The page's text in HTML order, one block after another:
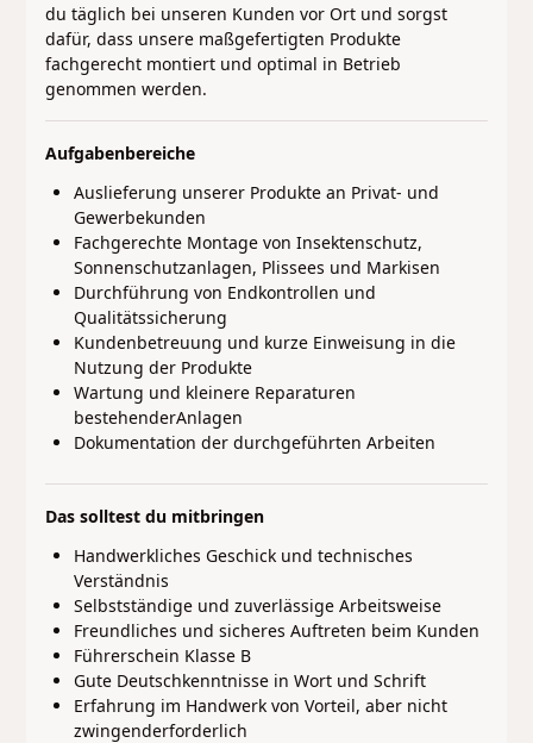
du täglich bei unseren Kunden vor Ort und sorgst
dafür, dass unsere maßgefertigten Produkte
fachgerecht montiert und optimal in Betrieb
genommen werden.
Aufgabenbereiche
Auslieferung unserer Produkte an Privat- und
Gewerbekunden
Fachgerechte Montage von Insektenschutz,
Sonnenschutzanlagen, Plissees und Markisen
Durchführung von Endkontrollen und
Qualitätssicherung
Kundenbetreuung und kurze Einweisung in die
Nutzung der Produkte
Wartung und kleinere Reparaturen
bestehenderAnlagen
Dokumentation der durchgeführten Arbeiten
Das solltest du mitbringen
Handwerkliches Geschick und technisches
Verständnis
Selbstständige und zuverlässige Arbeitsweise
Freundliches und sicheres Auftreten beim Kunden
Führerschein Klasse B
Gute Deutschkenntnisse in Wort und Schrift
Erfahrung im Handwerk von Vorteil, aber nicht
zwingenderforderlich